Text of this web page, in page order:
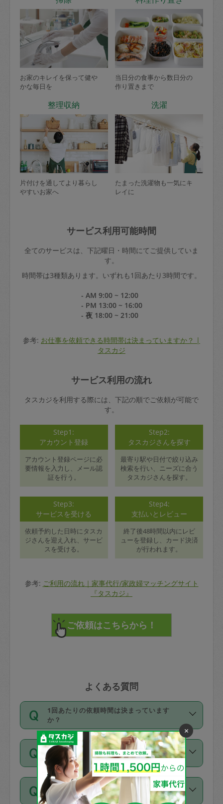
お家のキレイを保って健や
かな毎日を
当日分の食事から数日分の
作り置きまで
整理収納
片付けを通してより暮らし
やすいお家へ
洗濯
たまった洗濯物も一気にキ
レイに
サービス利用可能時間
全てのサービスは、下記曜日・時間にてご提供していま
す。
時間帯は3種類あります。いずれも1回あたり3時間です。
- AM 9:00 ~ 12:00
- PM 13:00 ~ 16:00
- 夜 18:00 ~ 21:00
参考: お仕事を依頼できる時間帯は決まっていますか？ |
タスカジ
サービス利用の流れ
タスカジを利用する際には、下記の順でご依頼が可能で
す。
Step1:
アカウント登録
アカウント登録ページに必
要情報を入力し、メール認
証を行う。
Step2:
タスカジさんを探す
最寄り駅や日付で絞り込み
検索を行い、ニーズに合う
タスカジさんを探す。
Step3:
サービスを受ける
依頼予約した日時にタスカ
ジさんを迎え入れ、サービ
スを受ける。
Step4:
支払いとレビュー
終了後48時間以内にレビ
ューを登録し、カード決済
が行われます。
参考: ご利用の流れ｜家事代行/家政婦マッチングサイト
『タスカジ』
よくある質問
1回あたりの依頼時間は決まっています
か？
依頼1回につき3時間固定です。3時間を
超えて依頼したい場合は、延長機能をご
利用ください。機能をご利用いただくに
は、タスカジさんに事前に相談し、合意
の上事前申請することが必要です。な
価格はどうやって決まっていますか？
11種類の価格帯の中からタスカジさん自
身が価格を選んで設定しています。
支払い方法を教えてください
×